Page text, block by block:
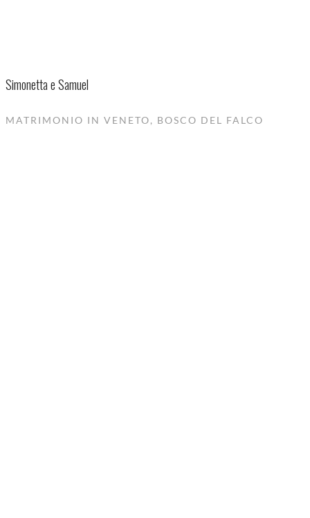
Simonetta e Samuel
MATRIMONIO IN VENETO, BOSCO DEL FALCO